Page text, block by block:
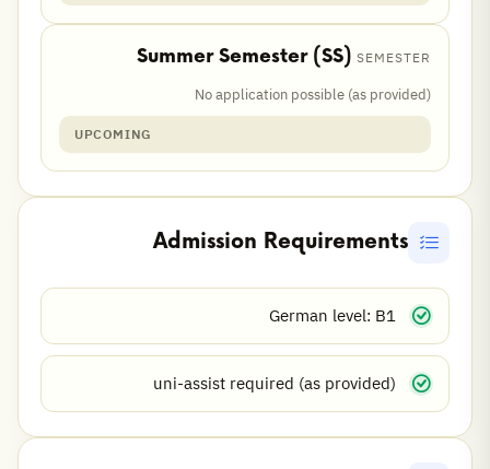
Summer Semester (SS) SEMESTER
No application possible (as provided)
UPCOMING
Admission Requirements
German level: B1
uni-assist required (as provided)